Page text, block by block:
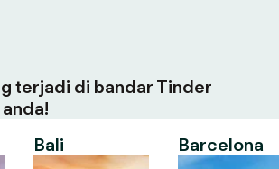
terjadi di bandar Tinder
Bali Barcelona